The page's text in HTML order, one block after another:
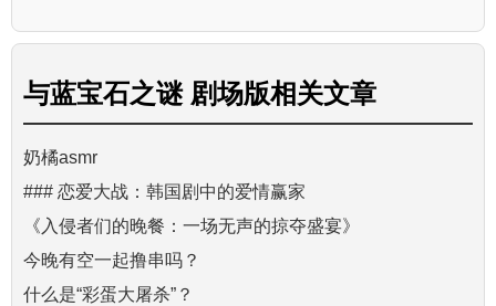
与蓝宝石之谜 剧场版相关文章
奶橘asmr
### 恋爱大战：韩国剧中的爱情赢家
《入侵者们的晚餐：一场无声的掠夺盛宴》
今晚有空一起撸串吗？
什么是“彩蛋大屠杀”？